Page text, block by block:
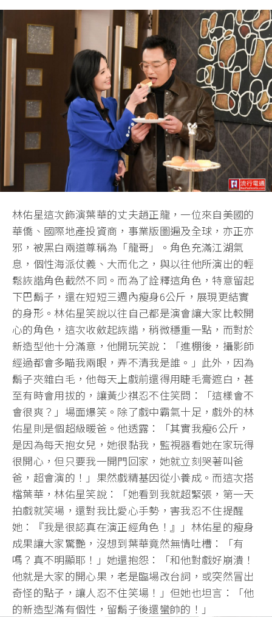
林佑星這次飾演葉華的丈夫趙正龍，一位來自美國的
華僑、國際地產投資商，事業版圖遍及全球，亦正亦
邪，被黑白兩道尊稱為「龍哥」。角色充滿江湖氣
息，個性海派仗義、大而化之，與以往他所演出的輕
鬆詼諧角色截然不同。而為了詮釋這角色，特意留起
下巴鬍子，還在短短三週內瘦身6公斤，展現更結實
的身形。林佑星笑說以往自己都是演會讓大家比較開
心的角色，這次收斂起詼諧，稍微穩重一點，而對於
新造型他十分滿意，他開玩笑說：「進棚後，攝影師
經過都會多瞄我兩眼，弄不清我是誰。」此外，因為
鬍子夾雜白毛，他每天上戲前還得用睫毛膏遮白，甚
至有時會用拔的，讓黃少祺忍不住笑問：「這樣會不
會很爽？」場面爆笑。除了戲中霸氣十足，戲外的林
佑星則是個超級暖爸。他透露：「其實我瘦6公斤，
是因為每天抱女兒，她很黏我，監視器看她在家玩得
很開心，但只要我一開門回家，她就立刻哭著叫爸
爸，超會演的！」果然戲精基因從小養成。而這次搭
檔葉華，林佑星笑說：「她看到我就超緊張，第一天
拍戲就笑場，還對我比愛心手勢，害我忍不住提醒
她：『我是很認真在演正經角色！』」林佑星的瘦身
成果讓大家驚艷，沒想到葉華竟然無情吐槽：「有
嗎？真不明顯耶！」她還抱怨：「和他對戲好崩潰！
他就是大家的開心果，老是臨場改台詞，或突然冒出
奇怪的點子，讓人忍不住笑場！」但她也坦言：「他
的新造型滿有個性，留鬍子後還蠻帥的！」